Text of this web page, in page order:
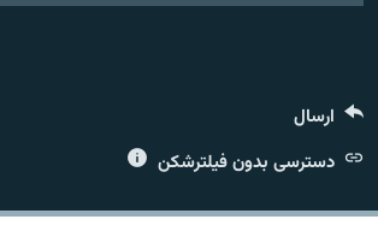
ارسال
دسترسی بدون فیلترشکن